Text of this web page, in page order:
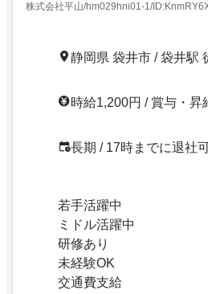
株式会社平山/hm029hni01-1/
静岡県 袋井市 / 袋井駅
時給1,200円 / 賞与・昇
長期 / 17時までに退社
若手活躍中
ミドル活躍中
研修あり
未経験OK
交通費支給